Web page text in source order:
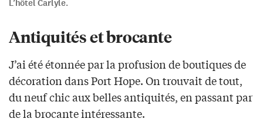
L’hôtel Carlyle.
Antiquités et brocante
J’ai été étonnée par la profusion de boutiques de
décoration dans Port Hope. On trouvait de tout,
du neuf chic aux belles antiquités, en passant par
de la brocante intéressante.